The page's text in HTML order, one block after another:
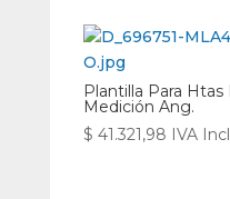
Plantilla Para
Medición Ang.
$ 41.321,98 IVA